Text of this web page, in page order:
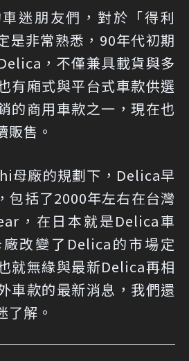
迷朋友們，對於「得利
是非常熟悉，90年代初期
，不僅兼具載貨與多
有廂式與平台式車款供選
的商用車款之一，現在也
販售。
母廠的規劃下，Delica早
包括了2000年左右在台灣
，在日本就是Delica車
改變了Delica的市場定
就無緣與最新Delica再相
車款的最新消息，我們還
了解。